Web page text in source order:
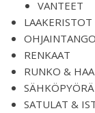
VANTEET
LAAKERISTOT
RENKAAT
RUNKO &
SATULAT &